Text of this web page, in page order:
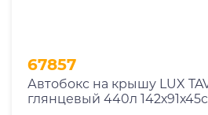
67857
Автобокс на крышу LUX
глянцевый 440л